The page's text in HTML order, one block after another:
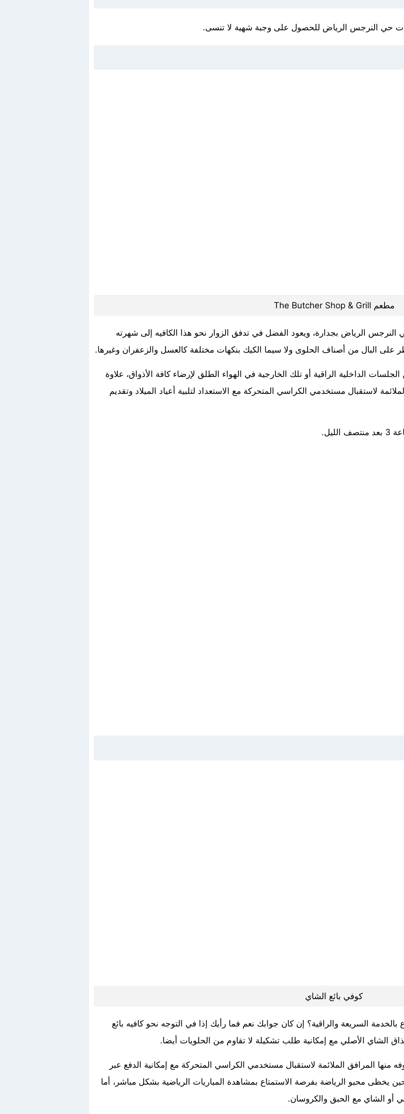
مطعم The Butcher Shop & Grill
النرجس الرياض بجدارة، ويعود الفضل في تدفق الزوار نحو هذا الكافيه إلى شهرته
البال من أصناف الحلوى ولا سيما الكيك بنكهات مختلفة كالعسل والزعفران وغيرها.
الداخلية الراقية أو تلك الخارجية في الهواء الطلق لإرضاء كافة الأذواق، علاوة
لاستقبال مستخدمي الكراسي المتحركة مع الاستعداد لتلبية أعياد الميلاد وتقديم
كوفي بائع الشاي
السريعة والراقية؟ إن كان جوابك نعم فما رأيك إذا في التوجه نحو كافيه بائع
الشاي الأصلي مع إمكانية طلب تشكيلة لا تقاوم من الحلويات أيضا.
منها المرافق الملائمة لاستقبال مستخدمي الكراسي المتحركة مع إمكانية الدفع عبر
يخظى محبو الرياضة بفرصة الاستمتاع بمشاهدة المباريات الرياضية بشكل مباشر، أما
أو الشاي مع الحبق والكروسان.